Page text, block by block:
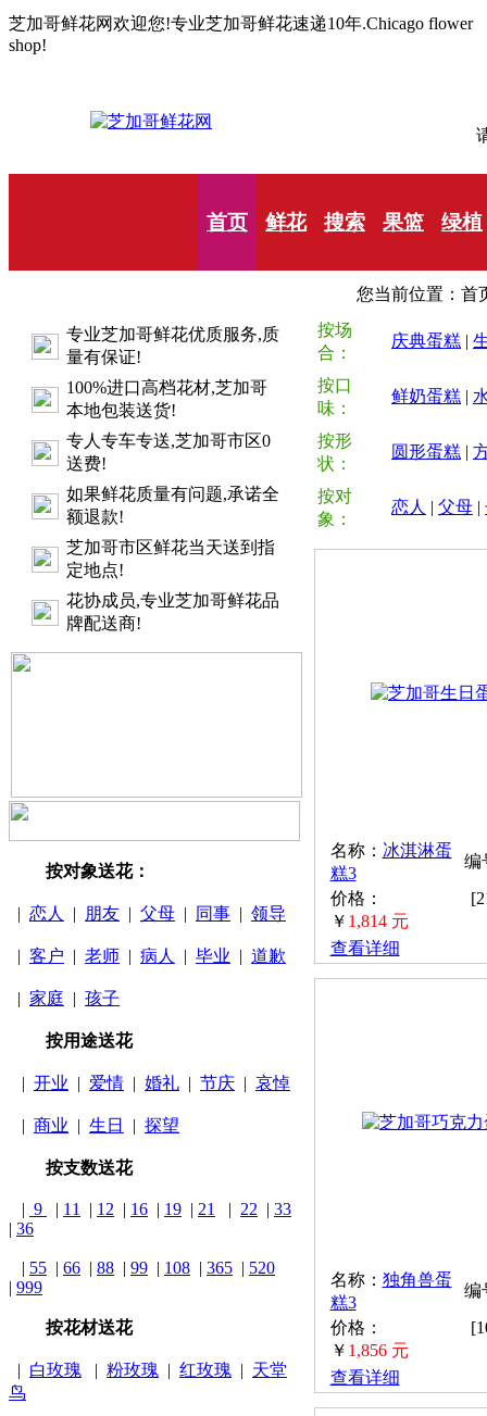
芝加哥鲜花网欢迎您!专业芝加哥鲜花速递10年.Chicago flower
shop!
首页 鲜花 搜索 果篮 绿植
专业芝加哥鲜花优质服务,质
量有保证!
100%进口高档花材,芝加哥
本地包装送货!
专人专车专送,芝加哥市区0
送费!
如果鲜花质量有问题,承诺全
额退款!
芝加哥市区鲜花当天送到指
定地点!
花协成员,专业芝加哥鲜花品
牌配送商!
按对象送花：
| 恋人 | 朋友 | 父母 | 同事 | 领导
| 客户 | 老师 | 病人 | 毕业 | 道歉
| 家庭 | 孩子
按用途送花
| 开业 | 爱情 | 婚礼 | 节庆 | 哀悼
| 商业 | 生日 | 探望
按支数送花
| 9 | 11 | 12 | 16 | 19 | 21 | 22 | 33
| 36
| 55 | 66 | 88 | 99 | 108 | 365 | 520
| 999
按花材送花
| 白玫瑰 | 粉玫瑰 | 红玫瑰 | 天堂
鸟
您当前位置：首
按场
合：
庆典蛋糕 |
按口
味：
鲜奶蛋糕 |
按形
状：
圆形蛋糕 |
按对
象：
恋人 | 父母 |
名称： 冰淇淋蛋
糕3
编
价格：
￥ 1,814 元
查看详细
名称： 独角兽蛋
糕3
编
价格：
￥ 1,856 元
查看详细